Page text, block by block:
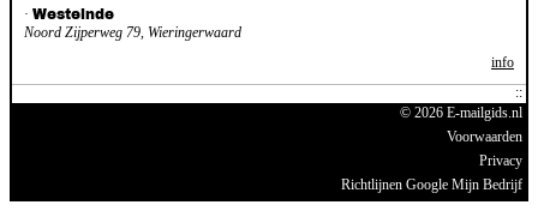
· Westeinde
Noord Zijperweg 79, Wieringerwaard
info
© 2026 E-mailgids.nl
Voorwaarden
Privacy
Richtlijnen Google Mijn Bedrijf